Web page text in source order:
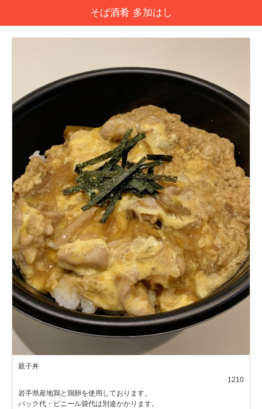
そば酒肴 多加はし
親子丼
1210
岩手県産地鶏と鶏卵を使用しております。
パック代・ビニール袋代は別途かかります。